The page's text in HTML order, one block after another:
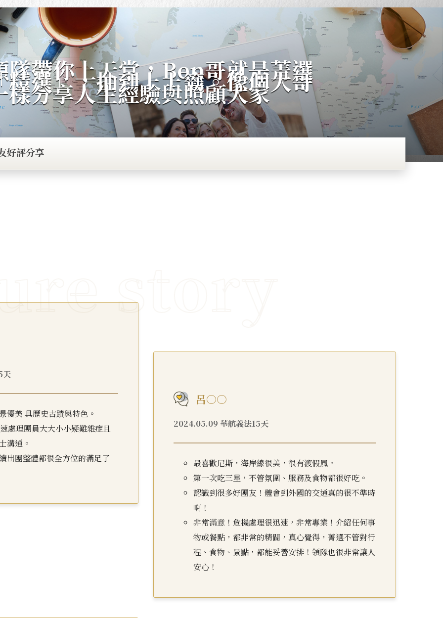
隊帶你上天堂，Ben哥就是菁選
精選」，抽到上上籤。像個大哥
樣分享人生經驗與照顧大家
好評分享
天
優美 具歷史古蹟與特色。
處理團員大大小小疑難雜症且
溝通。
出團整體都很全方位的滿足了
呂○○
2024.05.09 華航義法15天
最喜歡尼斯，海岸線很美，很有渡假風。
第一次吃三星，不管氛圍、服務及食物都很好吃。
認識到很多好團友！體會到外國的交通真的很不準時
啊！
非常滿意！危機處理很迅速，非常專業！介紹任何事
物或餐點，都非常的精闢，真心覺得，菁選不管對行
程、食物、景點，都能妥善安排！領隊也很非常讓人
安心！